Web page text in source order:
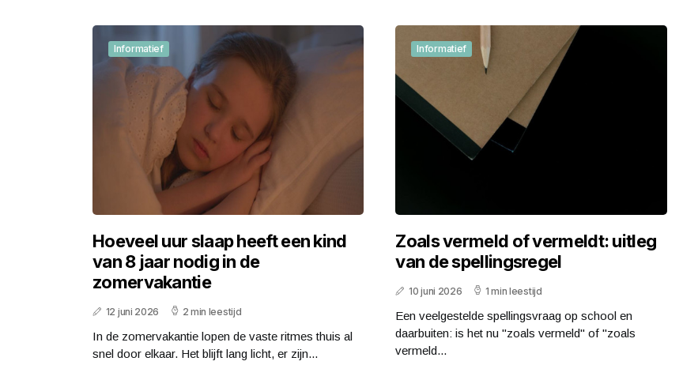
Informatief
Hoeveel uur slaap heeft een kind
van 8 jaar nodig in de
zomervakantie
12 juni 2026 2 min leestijd
In de zomervakantie lopen de vaste ritmes thuis al
snel door elkaar. Het blijft lang licht, er zijn...
Informatief
Zoals vermeld of vermeldt: uitleg
van de spellingsregel
10 juni 2026 1 min leestijd
Een veelgestelde spellingsvraag op school en
daarbuiten: is het nu "zoals vermeld" of "zoals
vermeld...